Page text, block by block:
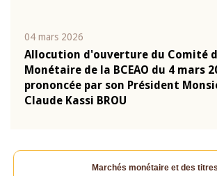
04 mars 2026
Allocution d'ouverture du Comité
Monétaire de la BCEAO du 4 mars
prononcée par son Président
Claude Kassi BROU
Marchés monétaire et des titres